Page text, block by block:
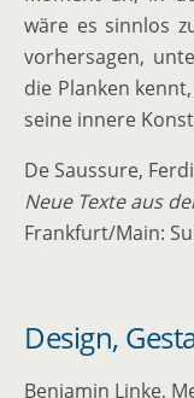
wäre es sinnlos
vorher­sagen,
die Planken
seine innere
De Saussure,
Neue Texte aus
Frankfurt/Main:
Design,
Benjamin Linke,